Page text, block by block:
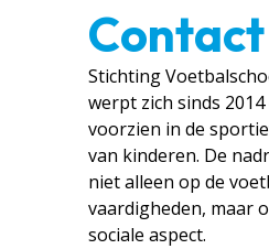
Contact
Stichting
werpt zich sinds
voorzien in de
van kinderen. De
niet alleen op de
vaardigheden, maar
sociale aspect.